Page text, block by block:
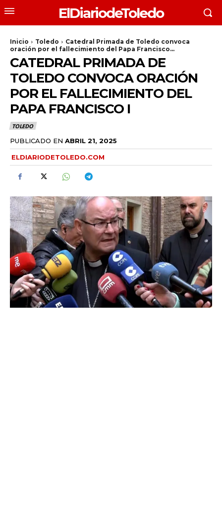
ElDiariodeToledo
Inicio Toledo
Catedral Primada de Toledo convoca
oración por el fallecimiento del Papa Francisco...
CATEDRAL PRIMADA DE
TOLEDO CONVOCA ORACIÓN
POR EL FALLECIMIENTO DEL
PAPA FRANCISCO I
TOLEDO
PUBLICADO EN ABRIL 21, 2025
ELDIARIODETOLEDO.COM